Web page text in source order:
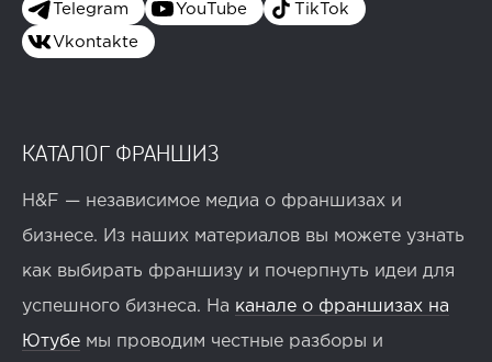
Telegram YouTube TikTok
Vkontakte
КАТАЛОГ ФРАНШИЗ
H&F — независимое медиа о франшизах и
бизнесе. Из наших материалов вы можете узнать
как выбирать франшизу и почерпнуть идеи для
успешного бизнеса. На канале о франшизах на
Ютубе мы проводим честные разборы и